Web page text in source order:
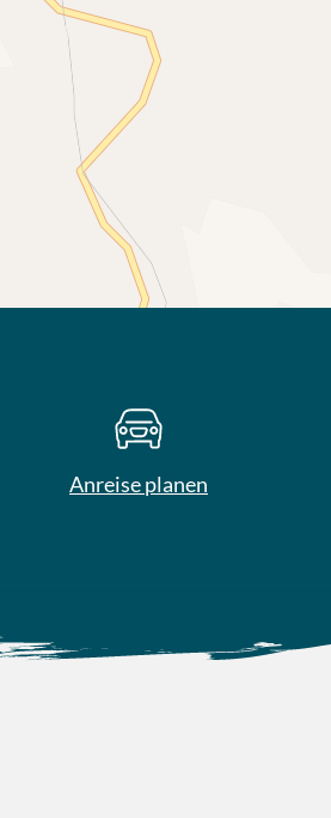
Anreise planen